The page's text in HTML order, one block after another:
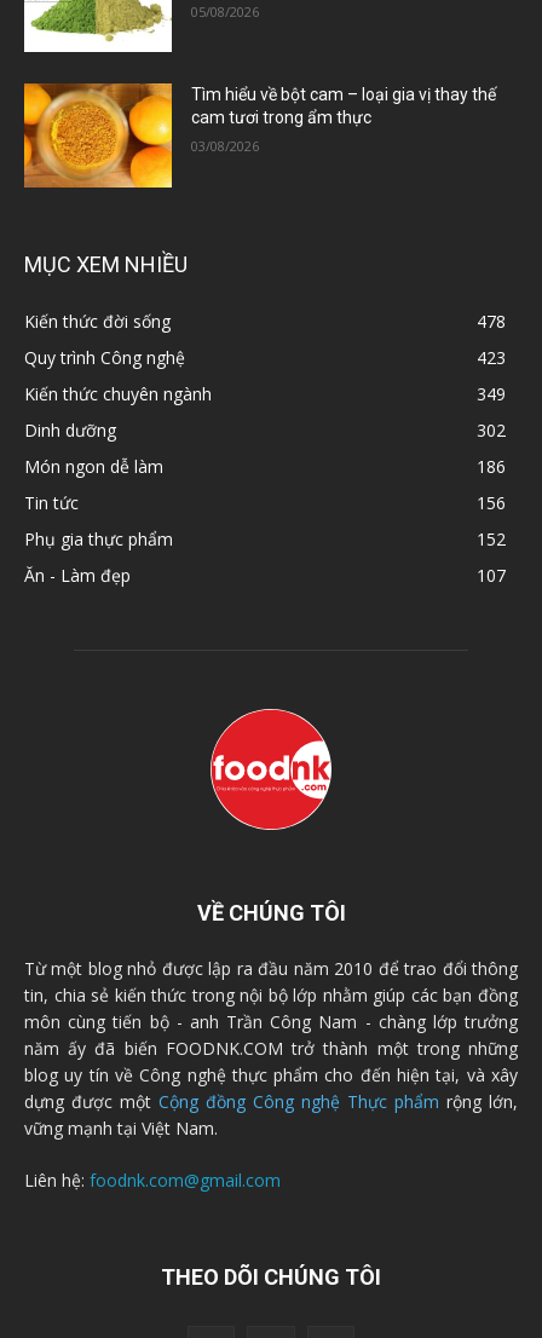
05/08/2026
Tìm hiểu về bột cam – loại gia vị thay thế
cam tươi trong ẩm thực
03/08/2026
MỤC XEM NHIỀU
Kiến thức đời sống
478
Quy trình Công nghệ
423
Kiến thức chuyên ngành
349
Dinh dưỡng
302
Món ngon dễ làm
186
Tin tức
156
Phụ gia thực phẩm
152
Ăn - Làm đẹp
107
VỀ CHÚNG TÔI
Từ một blog nhỏ được lập ra đầu năm 2010 để trao đổi thông
tin, chia sẻ kiến thức trong nội bộ lớp nhằm giúp các bạn đồng
môn cùng tiến bộ - anh Trần Công Nam - chàng lớp trưởng
năm ấy đã biến FOODNK.COM trở thành một trong những
blog uy tín về Công nghệ thực phẩm cho đến hiện tại, và xây
dựng được một Cộng đồng Công nghệ Thực phẩm rộng lớn,
vững mạnh tại Việt Nam.
Liên hệ: foodnk.com@gmail.com
THEO DÕI CHÚNG TÔI